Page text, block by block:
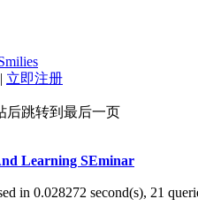
| 立即注册
后跳转到最后一页
Learning SEminar
in 0.028272 second(s), 21